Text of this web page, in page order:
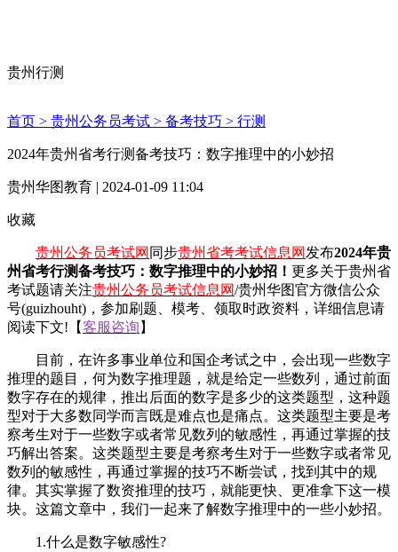
贵州行测
首页 > 贵州公务员考试 > 备考技巧 > 行测
2024年贵州省考行测备考技巧：数字推理中的小妙招
贵州华图教育 | 2024-01-09 11:04
收藏
贵州公务员考试网 同步贵州省考考试信息网 发布2024年贵
州省考行测备考技巧：数字推理中的小妙招 ！ 更多关于贵州省
考试题请关注贵州公务员考试信息网/贵州华图官方微信公众
号(guizhouht)，参加刷题、模考、领取时政资料，详细信息请
阅读下文!【客服咨询 】
目前，在许多事业单位和国企考试之中，会出现一些数字
推理的题目，何为数字推理题，就是给定一些数列，通过前面
数字存在的规律，推出后面的数字是多少的这类题型，这种题
型对于大多数同学而言既是难点也是痛点。这类题型主要是考
察考生对于一些数字或者常见数列的敏感性，再通过掌握的技
巧解出答案。这类题型主要是考察考生对于一些数字或者常见
数列的敏感性，再通过掌握的技巧不断尝试，找到其中的规
律。其实掌握了数资推理的技巧，就能更快、更准拿下这一模
块。这篇文章中，我们一起来了解数字推理中的一些小妙招。
1.什么是数字敏感性?